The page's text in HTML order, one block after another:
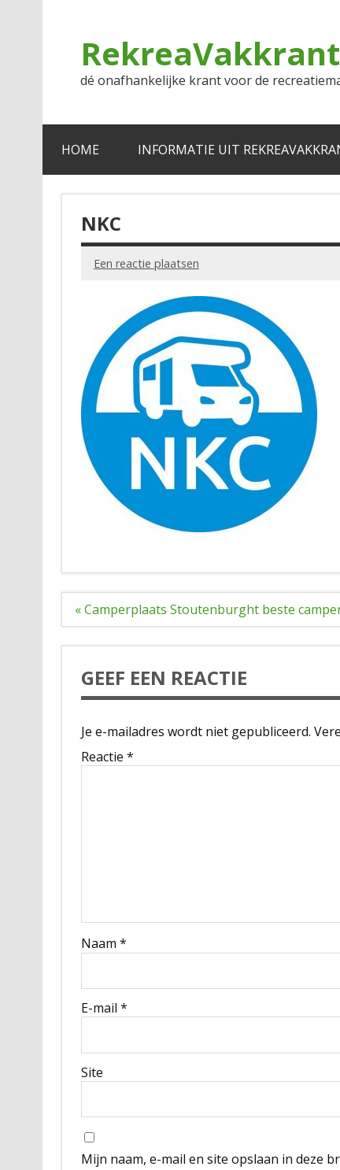
RekreaVakkrant
dé onafhankelijke krant voor de
HOME INFORMATIE UIT
NKC
Een reactie plaatsen
Bericht
navigatie
« Camperplaats Stoutenburght beste
GEEF EEN REACTIE
Je e-mailadres wordt niet gepubliceerd.
Reactie *
Naam *
E-mail *
Site
Mijn naam, e-mail en site opslaan in deze